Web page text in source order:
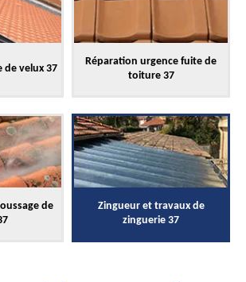
de velux 37
Réparation urgence fuite de
toiture 37
de
Zingueur et travaux de
zinguerie 37